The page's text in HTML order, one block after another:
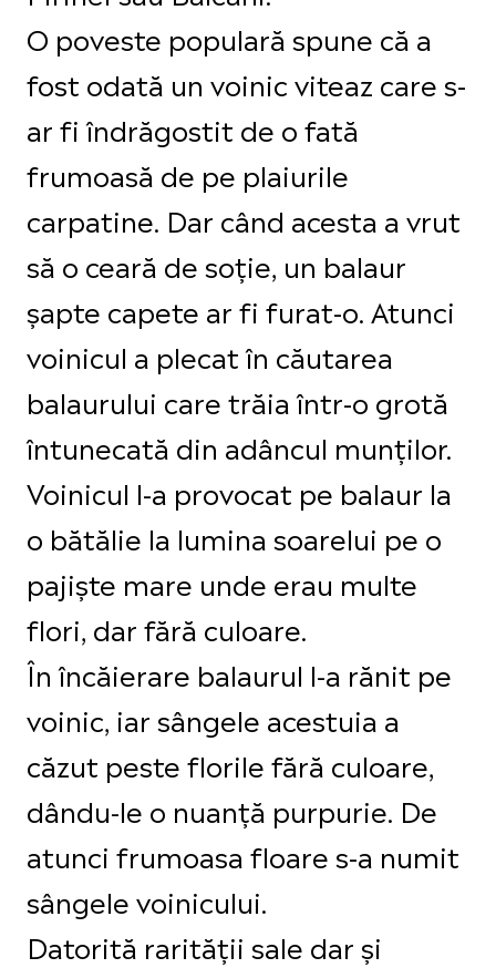
O poveste populară spune că a
fost odată un voinic viteaz care s-
ar fi îndrăgostit de o fată
frumoasă de pe plaiurile
carpatine. Dar când acesta a vrut
să o ceară de soție, un balaur
șapte capete ar fi furat-o. Atunci
voinicul a plecat în căutarea
balaurului care trăia într-o grotă
întunecată din adâncul munților.
Voinicul l-a provocat pe balaur la
o bătălie la lumina soarelui pe o
pajiște mare unde erau multe
flori, dar fără culoare.
În încăierare balaurul l-a rănit pe
voinic, iar sângele acestuia a
căzut peste florile fără culoare,
dându-le o nuanță purpurie. De
atunci frumoasa floare s-a numit
sângele voinicului.
Datorită rarității sale dar și